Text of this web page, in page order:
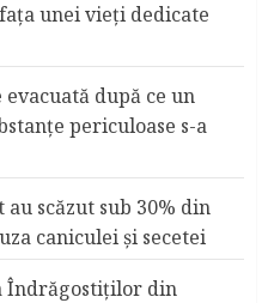
unei vieți dedicate
după ce un
periculoase s-a
scăzut sub 30% din
caniculei şi secetei
Îndrăgostiţilor din